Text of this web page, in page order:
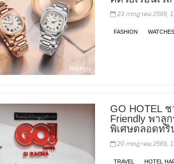
23 กรกฎาคม 2569,
FASHION
GO HOTEL
Friendly พาลู
พิเศษตลอดทริ
20 กรกฎาคม 2569,
TRAVEL HOTEL